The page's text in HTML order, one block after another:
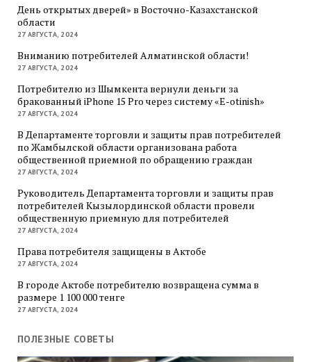
День открытых дверей» в Восточно-Казахстанской
области
27 АВГУСТА, 2024
Вниманию потребителей Алматинской области!
27 АВГУСТА, 2024
Потребителю из Шымкента вернули деньги за
бракованный iPhone 15 Pro через систему «E-otinish»
27 АВГУСТА, 2024
В Департаменте торговли и защиты прав потребителей
по Жамбылской области организована работа
общественной приемной по обращению граждан
27 АВГУСТА, 2024
Руководитель Департамента торговли и защиты прав
потребителей Кызылординской области провели
общественную приемную для потребителей
27 АВГУСТА, 2024
Права потребителя защищены в Актобе
27 АВГУСТА, 2024
В городе Актобе потребителю возвращена сумма в
размере 1 100 000 тенге
27 АВГУСТА, 2024
ПОЛЕЗНЫЕ СОВЕТЫ